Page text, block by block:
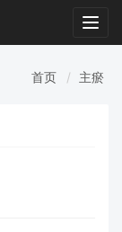
首页 主瘀